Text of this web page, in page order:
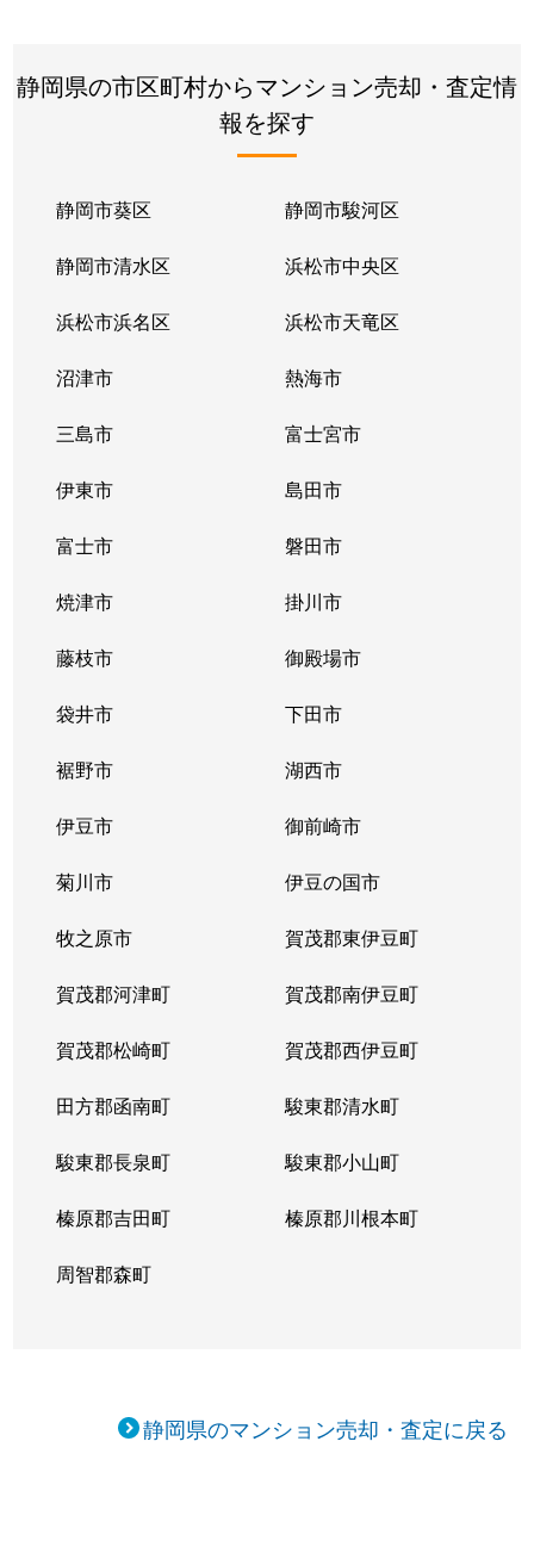
静岡県の市区町村からマンション売却・査定情
報を探す
静岡市葵区 静岡市駿河区
静岡市清水区 浜松市中央区
浜松市浜名区 浜松市天竜区
沼津市 熱海市
三島市 富士宮市
伊東市 島田市
富士市 磐田市
焼津市 掛川市
藤枝市 御殿場市
袋井市 下田市
裾野市 湖西市
伊豆市 御前崎市
菊川市 伊豆の国市
牧之原市 賀茂郡東伊豆町
賀茂郡河津町 賀茂郡南伊豆町
賀茂郡松崎町 賀茂郡西伊豆町
田方郡函南町 駿東郡清水町
駿東郡長泉町 駿東郡小山町
榛原郡吉田町 榛原郡川根本町
周智郡森町
静岡県のマンション売却・査定に戻る